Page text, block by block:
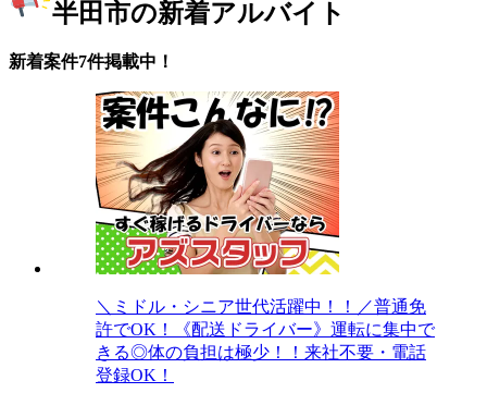
半田市の新着アルバイト
新着案件7件掲載中！
＼ミドル・シニア世代活躍中！！／普通免
許でOK！《配送ドライバー》運転に集中で
きる◎体の負担は極少！！来社不要・電話
登録OK！